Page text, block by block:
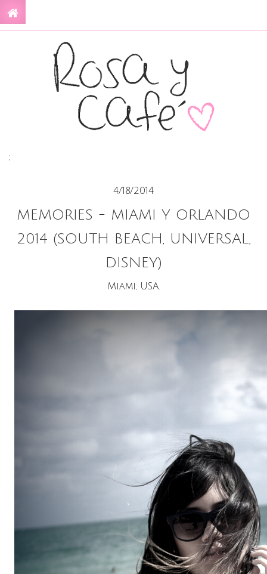
;
4/18/2014
MEMORIES - MIAMI Y ORLANDO
2014 (SOUTH BEACH, UNIVERSAL,
DISNEY)
Miami, USA.